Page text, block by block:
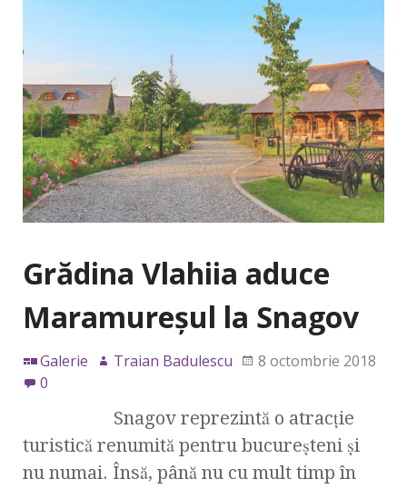
Grădina Vlahiia aduce
Maramureșul la Snagov
Galerie Traian Badulescu
8 octombrie 2018
0
Snagov reprezintă o atracție
turistică renumită pentru bucureșteni și
nu numai. Însă, până nu cu mult timp în